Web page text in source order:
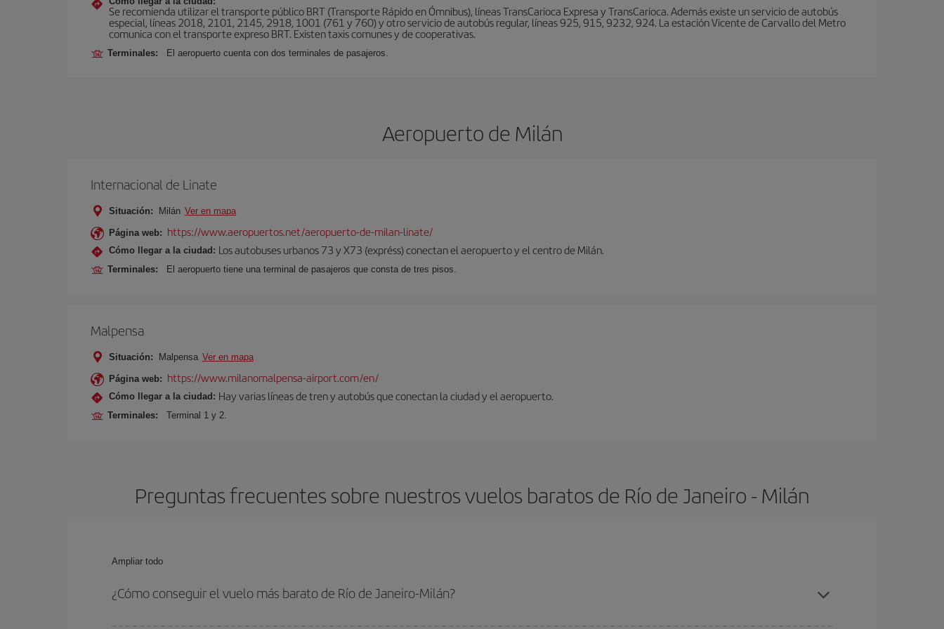
Se recomienda utilizar el transporte público BRT (Transporte Rápido en Ómnibus), líneas TransCarioca Expresa y TransCarioca. Además existe un servicio de autobús
especial, líneas 2018, 2101, 2145, 2918, 1001 (761 y 760) y otro servicio de autobús regular, líneas 925, 915, 9232, 924. La estación Vicente de Carvallo del Metro
comunica con el transporte expreso BRT. Existen taxis comunes y de cooperativas.
Terminales: El aeropuerto cuenta con dos terminales de pasajeros.
Aeropuerto de Milán
Internacional de Linate
Situación: Milán Ver en mapa
Página web: https://www.aeropuertos.net/aeropuerto-de-milan-linate/
Cómo llegar a la ciudad: Los autobuses urbanos 73 y X73 (expréss) conectan el aeropuerto y el centro de Milán.
Terminales: El aeropuerto tiene una terminal de pasajeros que consta de tres pisos.
Malpensa
Situación: Malpensa Ver en mapa
Página web: https://www.milanomalpensa-airport.com/en/
Cómo llegar a la ciudad: Hay varias líneas de tren y autobús que conectan la ciudad y el aeropuerto.
Terminales: Terminal 1 y 2.
Preguntas frecuentes sobre nuestros vuelos baratos de Río de Janeiro - Milán
Ampliar todo
¿Cómo conseguir el vuelo más barato de Río de Janeiro-Milán?